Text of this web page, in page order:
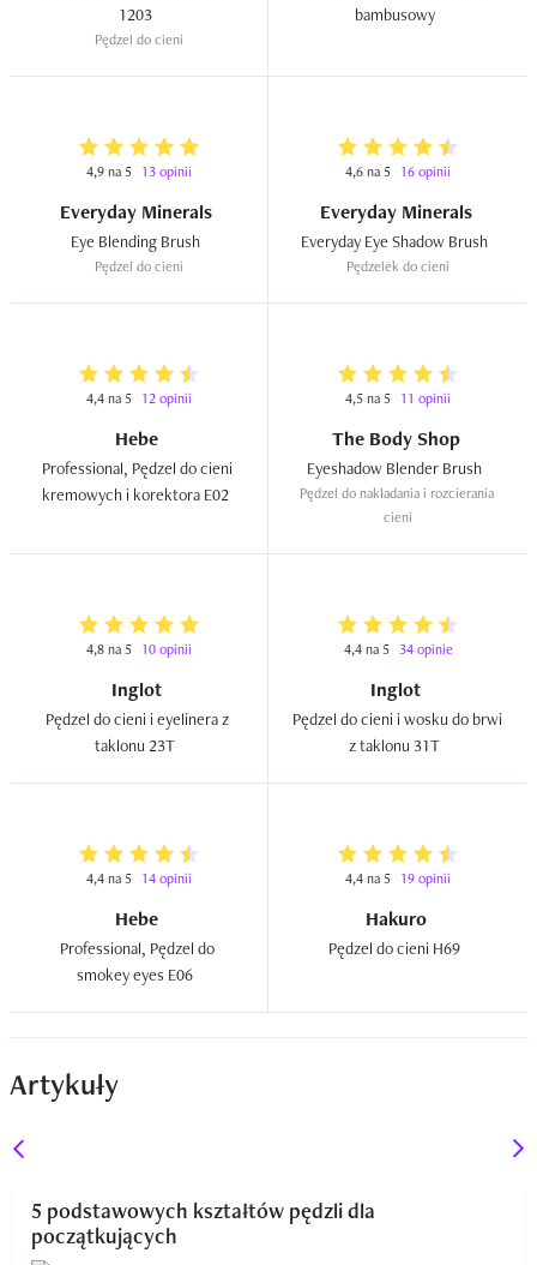
Używam tego produktu od: miesiąca
Ilość zużytych opakowań: jeden
edit: Wydaje mi się, że włosie robi się twardsze po
kolejnych myciach. Odejmuję więc gwiazdkę, bo coraz
gorzej się z nim współpracuje.
Pędzel do cieni
4,9 na 5 13 opinii
Everyday Minerals
Pędzel do cieni
4,6 na 5 16 opinii
Everyday Minerals
Pędzelek do cieni
4,4 na 5 12 opinii
Hebe
Professional, Pędzel do cieni
4,5 na 5 11 opinii
The Body Shop
Pędzel do nakładania i rozcierania
cieni
4,8 na 5 10 opinii
Inglot
Pędzel do cieni i eyelinera z
4,4 na 5 34 opinie
Inglot
Pędzel do cieni i wosku do brwi
4,4 na 5 14 opinii
Hebe
Professional, Pędzel do
4,4 na 5 19 opinii
Hakuro
Artykuły
5 podstawowych kształtów pędzli dla
początkujących